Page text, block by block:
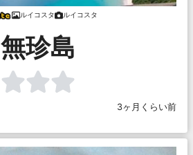
ルイコスタ ルイコスタ
無珍島
3ヶ月くらい前